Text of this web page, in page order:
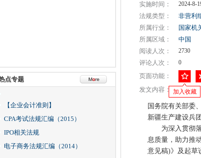
点专题
【企业会计准则】
CPA考试法规汇编（2015）
IPO相关法规
电子商务法规汇编（2014）
实施时间： 2024-8-
法规类型：
非营利
所属行业：
国家机
所属区域：
中国
阅读人次：
2730
评论人次： 0
页面功能：
加入收藏
发文内容：
国务院有关部委
新疆生产建设兵
为深入贯彻落
息质量，助力推
意见稿)》及起草